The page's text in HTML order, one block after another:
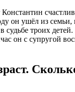
он ушёл из семьи,
судьбе троих
он с супругой